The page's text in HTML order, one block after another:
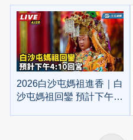
2026白沙屯媽祖進香｜白
沙屯媽祖回鑾 預計下午